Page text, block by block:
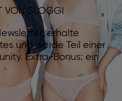
VON SLOGGI
erhalte
und werde Teil einer
Extra-Bonus: ein